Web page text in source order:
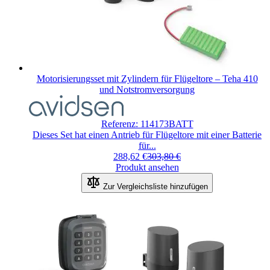
Motorisierungsset mit Zylindern für Flügeltore – Teha 410
und Notstromversorgung
hängt
von
den
auf
der
Produktseite
gewählten
Referenz: 114173BATT
Dieses Set hat einen Antrieb für Flügeltore mit einer Batterie
für...
288,62 €
Regulärer Preis
303,80 €
Produkt ansehen
Zur Vergleichsliste hinzufügen